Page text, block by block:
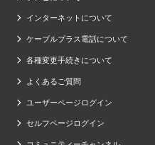
インターネットについて
ケーブルプラス電話について
各種変更手続きについて
よくあるご質問
ユーザーページログイン
セルフページログイン